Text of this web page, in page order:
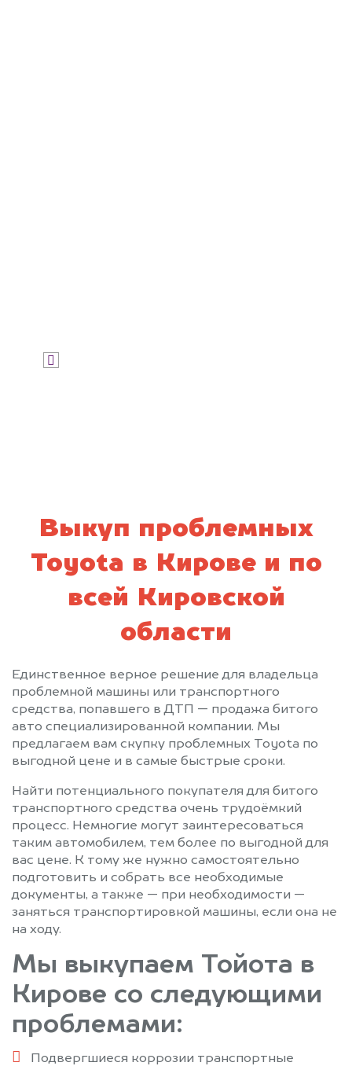
Выкуп проблемных
Toyota в Кирове и по
всей Кировской
области
Единственное верное решение для владельца
проблемной машины или транспортного
средства, попавшего в ДТП — продажа битого
авто специализированной компании. Мы
предлагаем вам скупку проблемных Toyota по
выгодной цене и в самые быстрые сроки.
Найти потенциального покупателя для битого
транспортного средства очень трудоёмкий
процесс. Немногие могут заинтересоваться
таким автомобилем, тем более по выгодной для
вас цене. К тому же нужно самостоятельно
подготовить и собрать все необходимые
документы, а также — при необходимости —
заняться транспортировкой машины, если она не
на ходу.
Мы выкупаем Тойота в
Кирове со следующими
проблемами:
Подвергшиеся коррозии транспортные